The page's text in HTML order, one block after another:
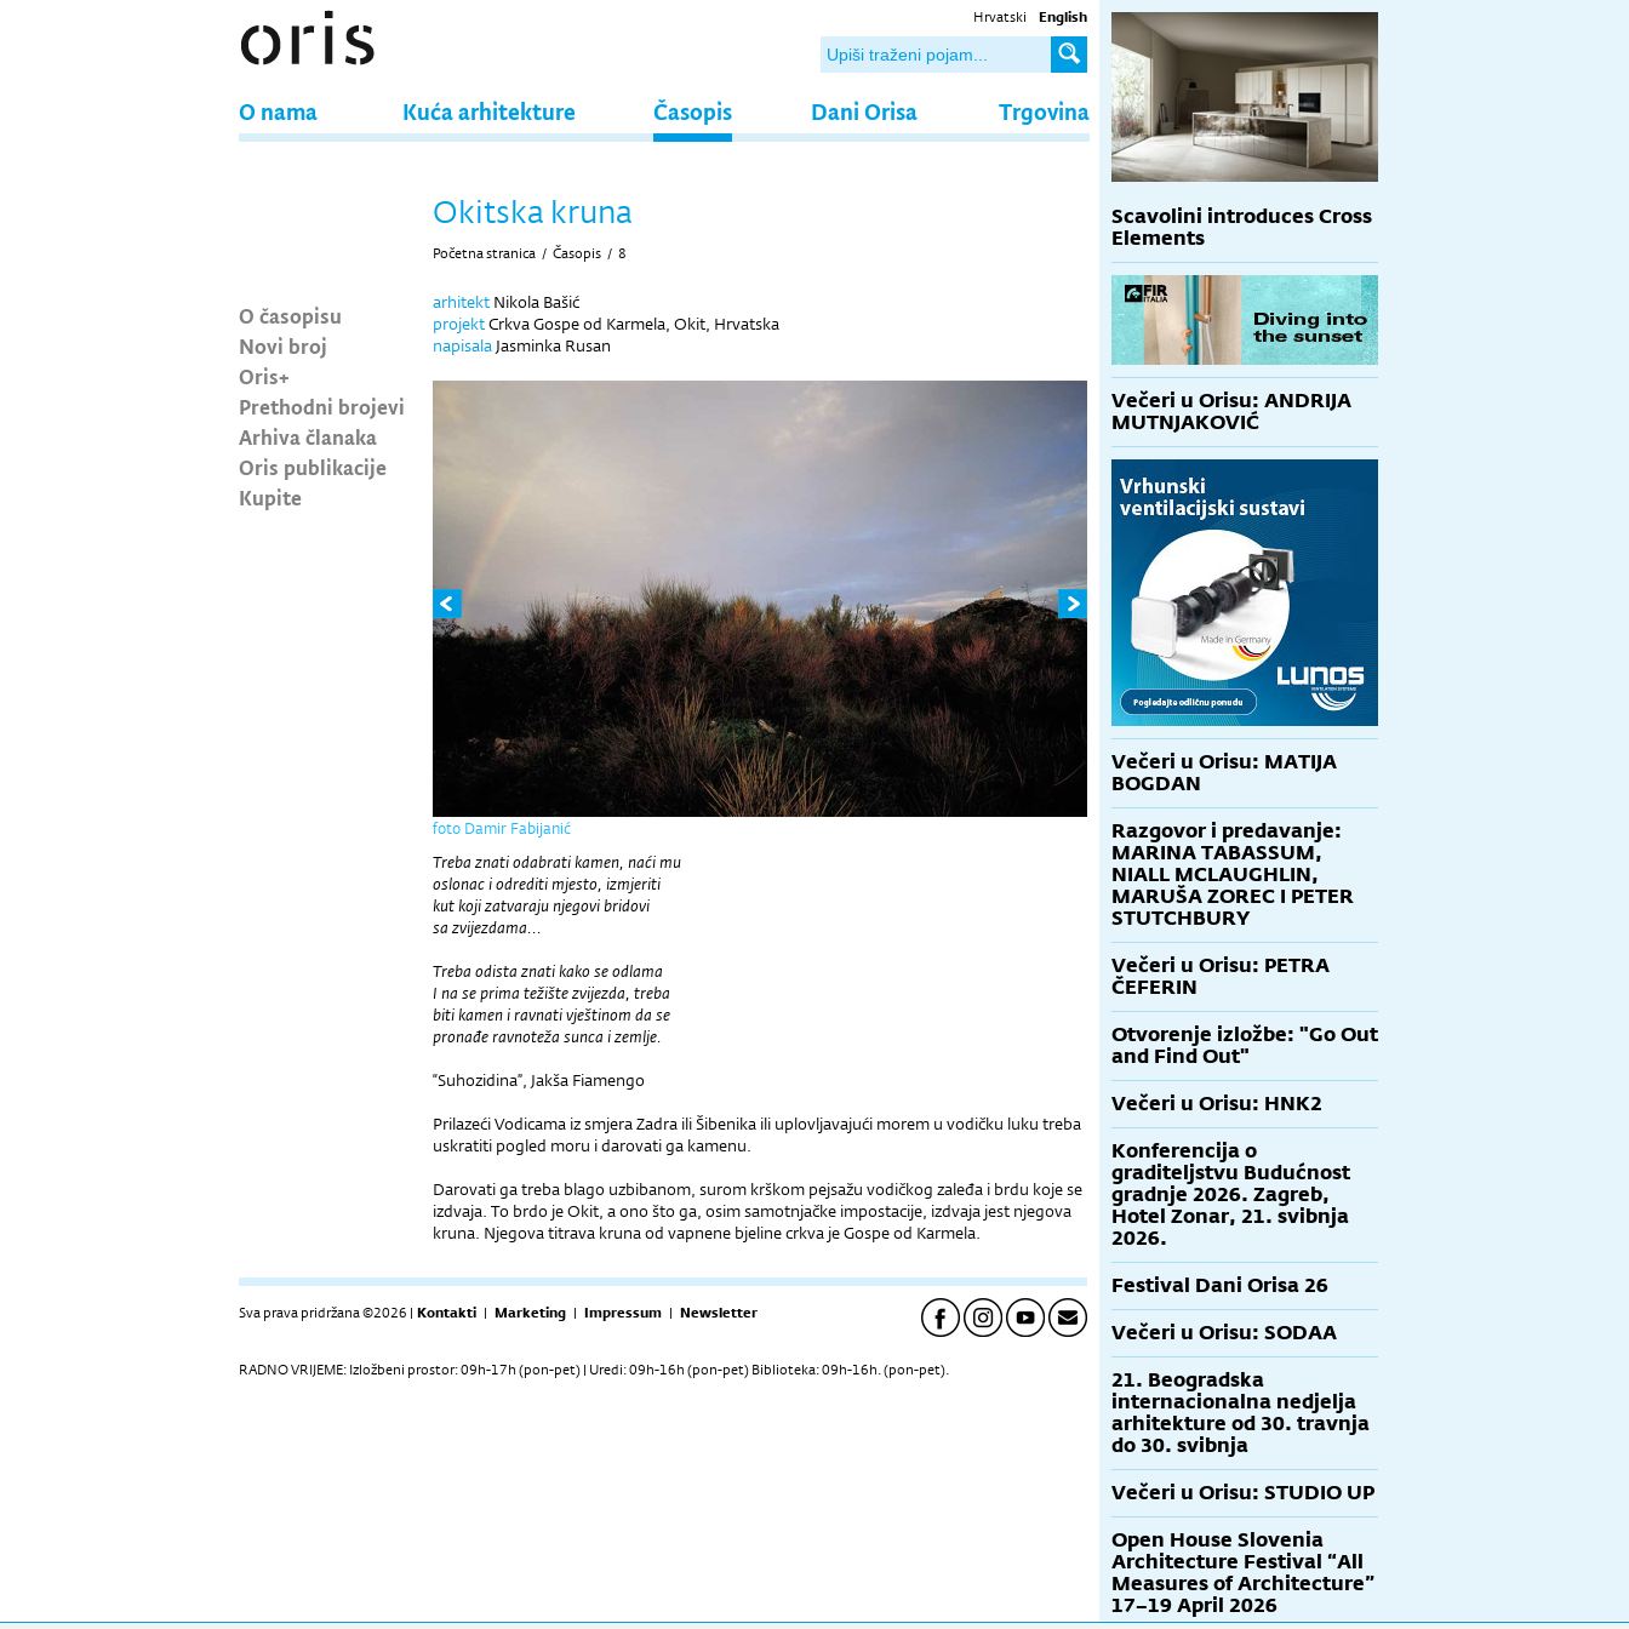
Hrvatski English
O nama Kuća arhitekture Časopis Dani Orisa Trgovina
O časopisu
Novi broj
Oris+
Prethodni brojevi
Arhiva članaka
Oris publikacije
Kupite
Okitska kruna
Početna stranica / Časopis / 8
arhitekt Nikola Bašić
projektCrkva Gospe od Karmela, Okit, Hrvatska
napisala Jasminka Rusan
foto Damir Fabijanić
Treba znati odabrati kamen, naći mu
oslonac i odrediti mjesto, izmjeriti
kut koji zatvaraju njegovi bridovi
sa zvijezdama...
Treba odista znati kako se odlama
I na se prima težište zvijezda, treba
biti kamen i ravnati vještinom da se
pronađe ravnoteža sunca i zemlje.
“Suhozidina”, Jakša Fiamengo
Prilazeći Vodicama iz smjera Zadra ili Šibenika ili uplovljavajući morem u vodičku luku treba
uskratiti pogled moru i darovati ga kamenu.
Darovati ga treba blago uzbibanom, surom krškom pejsažu vodičkog zaleđa i brdu koje se
izdvaja. To brdo je Okit, a ono što ga, osim samotnjačke impostacije, izdvaja jest njegova
kruna. Njegova titrava kruna od vapnene bjeline crkva je Gospe od Karmela.
Sva prava pridržana ©2026 | Kontakti | Marketing | Impressum | Newsletter
RADNO VRIJEME: Izložbeni prostor: 09h-17h (pon-pet) | Uredi: 09h-16h (pon-pet) Biblioteka: 09h-16h. (pon-pet).
Scavolini introduces Cross
Elements
Večeri u Orisu: ANDRIJA
MUTNJAKOVIĆ
Večeri u Orisu: MATIJA
BOGDAN
Razgovor i predavanje:
MARINA TABASSUM,
NIALL MCLAUGHLIN,
MARUŠA ZOREC I PETER
STUTCHBURY
Večeri u Orisu: PETRA
ČEFERIN
Otvorenje izložbe: "Go Out
and Find Out"
Večeri u Orisu: HNK2
Konferencija o
graditeljstvu Budućnost
gradnje 2026. Zagreb,
Hotel Zonar, 21. svibnja
2026.
Festival Dani Orisa 26
Večeri u Orisu: SODAA
21. Beogradska
internacionalna nedjelja
arhitekture od 30. travnja
do 30. svibnja
Večeri u Orisu: STUDIO UP
Open House Slovenia
Architecture Festival “All
Measures of Architecture”
17–19 April 2026